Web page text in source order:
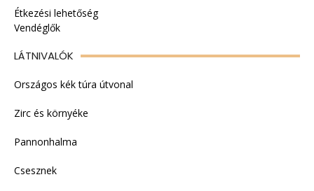
Étkezési lehetőség
Vendéglők
LÁTNIVALÓK
Országos kék túra útvonal
Zirc és környéke
Pannonhalma
Csesznek